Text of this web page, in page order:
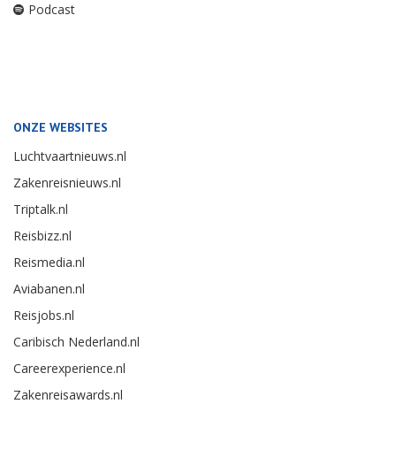
Podcast
ONZE WEBSITES
Luchtvaartnieuws.nl
Zakenreisnieuws.nl
Triptalk.nl
Reisbizz.nl
Reismedia.nl
Aviabanen.nl
Reisjobs.nl
Caribisch Nederland.nl
Careerexperience.nl
Zakenreisawards.nl